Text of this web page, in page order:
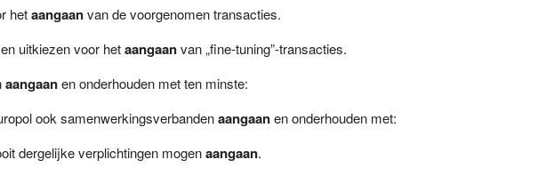
hetaangaanvan de voorgenomen transacties.
uitkiezen voor hetaangaanvan „fine-tuning”-transacties.
aangaanen onderhouden met ten minste:
ook samenwerkingsverbandenaangaanen onderhouden met:
dergelijke verplichtingen mogenaangaan.